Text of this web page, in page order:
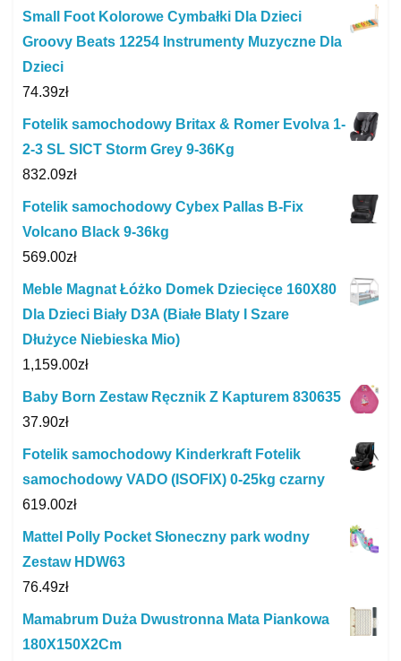
Small Foot Kolorowe Cymbałki Dla Dzieci
Groovy Beats 12254 Instrumenty Muzyczne Dla
Dzieci
74.39zł
Fotelik samochodowy Britax & Romer Evolva 1-
2-3 SL SICT Storm Grey 9-36Kg
832.09zł
Fotelik samochodowy Cybex Pallas B-Fix
Volcano Black 9-36kg
569.00zł
Meble Magnat Łóżko Domek Dziecięce 160X80
Dla Dzieci Biały D3A (Białe Blaty I Szare
Dłużyce Niebieska Mio)
1,159.00zł
Baby Born Zestaw Ręcznik Z Kapturem 830635
37.90zł
Fotelik samochodowy Kinderkraft Fotelik
samochodowy VADO (ISOFIX) 0-25kg czarny
619.00zł
Mattel Polly Pocket Słoneczny park wodny
Zestaw HDW63
76.49zł
Mamabrum Duża Dwustronna Mata Piankowa
180X150X2Cm